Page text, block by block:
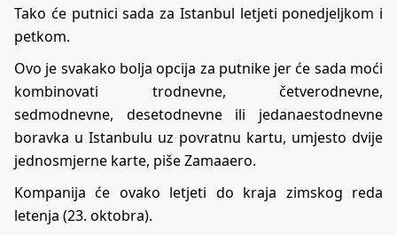
Tako će putnici sada za Istanbul letjeti ponedjeljkom i
petkom.
Ovo je svakako bolja opcija za putnike jer će sada moći
kombinovati trodnevne, četverodnevne,
sedmodnevne, desetodnevne ili jedanaestodnevne
boravka u Istanbulu uz povratnu kartu, umjesto dvije
jednosmjerne karte, piše Zamaaero.
Kompanija će ovako letjeti do kraja zimskog reda
letenja (23. oktobra).